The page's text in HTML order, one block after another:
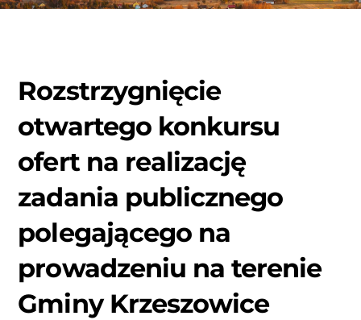
Rozstrzygnięcie
otwartego konkursu
ofert na realizację
zadania publicznego
polegającego na
prowadzeniu na terenie
Gminy Krzeszowice